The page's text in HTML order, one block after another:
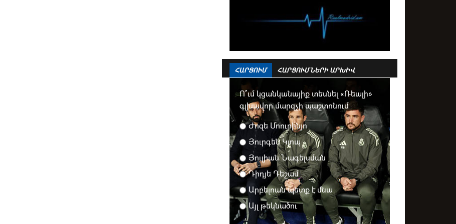
ՀԱՐՑՈՒՄ ՀԱՐՑՈՒՄՆԵՐԻ ԱՐԽԻՎ
Ո՞ւմ կցանկանայիք տեսնել «Ռեալի»
գլխավոր մարզչի պաշտոնում
Ժոզե Մոուրինյո
Յուրգեն Կլոպ
Յուլիան Նագելսման
Դիդյե Դեշամ
Արբելոան պետք է մնա
Այլ թեկնածու